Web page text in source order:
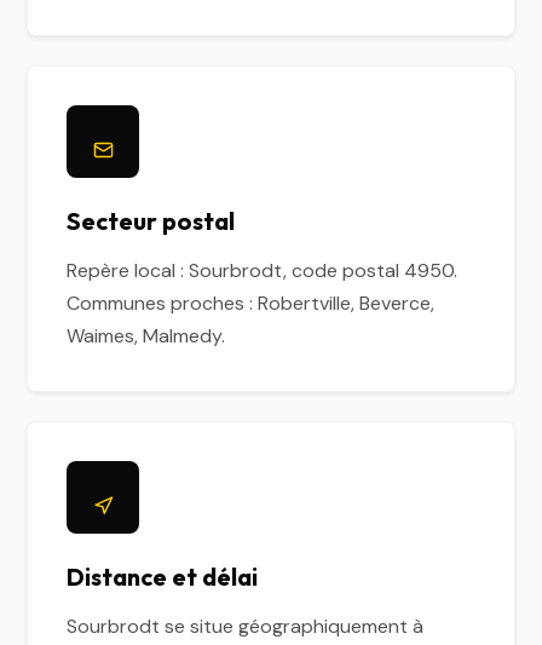
Secteur postal
Repère local : Sourbrodt, code postal 4950.
Communes proches : Robertville, Beverce,
Waimes, Malmedy.
Distance et délai
Sourbrodt se situe géographiquement à